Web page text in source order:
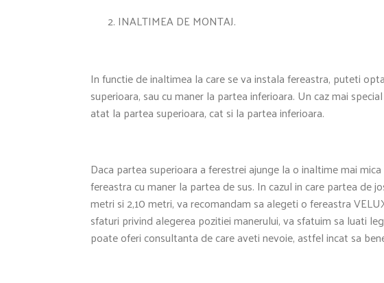
INALTIMEA DE MONTAJ.
In functie de inaltimea la care se va instala fereastra, puteti
superioara, sau cu maner la partea inferioara. Un caz mai
atat la partea superioara, cat si la partea inferioara.
Daca partea superioara a ferestrei ajunge la o inaltime mai
fereastra cu maner la partea de sus. In cazul in care partea de
metri si 2,10 metri, va recomandam sa alegeti o fereastra
sfaturi privind alegerea pozitiei manerului, va sfatuim sa luati
poate oferi consultanta de care aveti nevoie, astfel incat sa